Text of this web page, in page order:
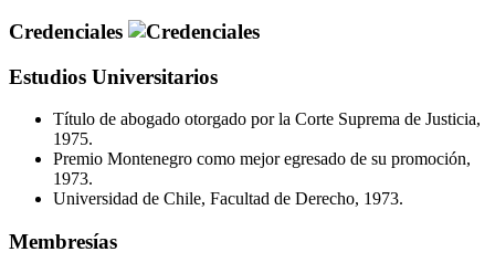
Credenciales
Estudios Universitarios
Título de abogado otorgado por la Corte Suprema de Justicia,
1975.
Premio Montenegro como mejor egresado de su promoción,
1973.
Universidad de Chile, Facultad de Derecho, 1973.
Membresías